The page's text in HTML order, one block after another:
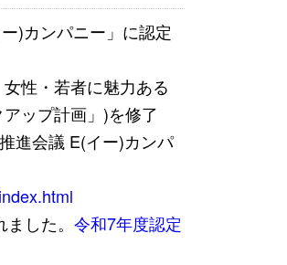
)カンパニー」に認定
性・若者に魅力ある
ップ計画」)を修了
進会議 E(イー)カンパ
した。 令和7年度認定